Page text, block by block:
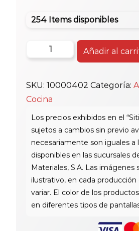
254 Items disponibles
Trampa
Pvc
1/2"
Fregador
cantidad
Añadir al
SKU: 10000402 Categoría:
Cocina